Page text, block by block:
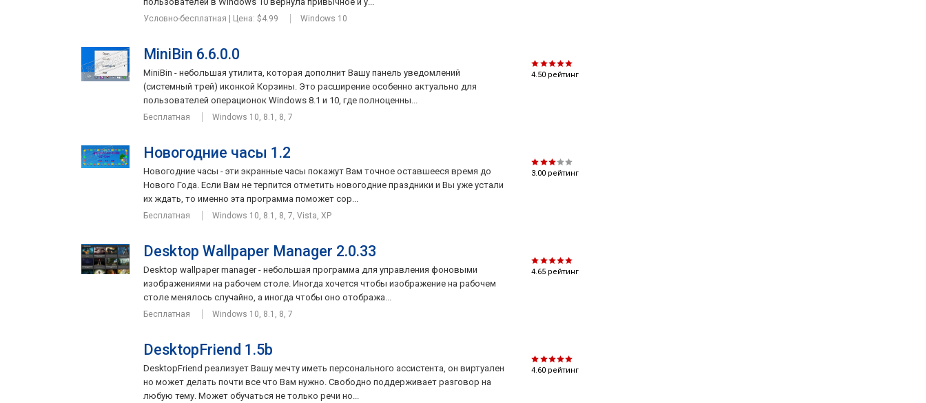
Условно-бесплатная | Цена: $4.99 Windows 10
4.50 рейтинг
MiniBin 6.6.0.0
MiniBin - небольшая утилита, которая дополнит Вашу панель уведомлений
(системный трей) иконкой Корзины. Это расширение особенно актуально для
пользователей операционок Windows 8.1 и 10, где полноценны...
Бесплатная Windows 10, 8.1, 8, 7
3.00 рейтинг
Новогодние часы 1.2
Новогодние часы - эти экранные часы покажут Вам точное оставшееся время до
Нового Года. Если Вам не терпится отметить новогодние праздники и Вы уже устали
их ждать, то именно эта программа поможет сор...
Бесплатная Windows 10, 8.1, 8, 7, Vista, XP
4.65 рейтинг
Desktop Wallpaper Manager 2.0.33
Desktop wallpaper manager - небольшая программа для управления фоновыми
изображениями на рабочем столе. Иногда хочется чтобы изображение на рабочем
столе менялось случайно, а иногда чтобы оно отобража...
Бесплатная Windows 10, 8.1, 8, 7
4.60 рейтинг
DesktopFriend 1.5b
DesktopFriend реализует Вашу мечту иметь персонального ассистента, он виртуален
но может делать почти все что Вам нужно. Свободно поддерживает разговор на
любую тему. Может обучаться не только речи но...